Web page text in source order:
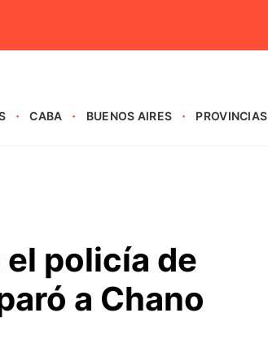
CABA BUENOS AIRES PROVINCIAS
policía de
a Chano